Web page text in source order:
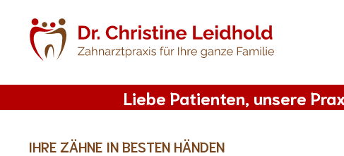
springen
Liebe Patienten, unsere
IHRE ZÄHNE IN BESTEN HÄNDEN